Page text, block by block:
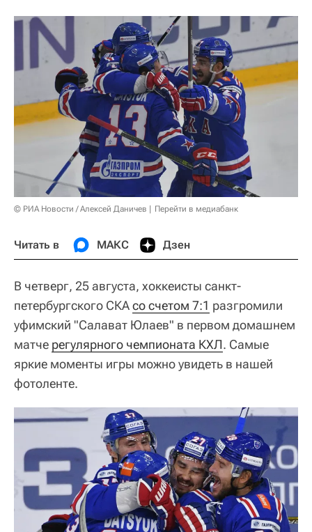
© РИА Новости / Алексей Даничев Перейти в медиабанк
Читать в МАКС Дзен
В четверг, 25 августа, хоккеисты санкт-
петербургского СКАсо счетом 7:1 разгромили
уфимский "Салават Юлаев" в первом домашнем
матче регулярного чемпионата КХЛ. Самые
яркие моменты игры можно увидеть в нашей
фотоленте.